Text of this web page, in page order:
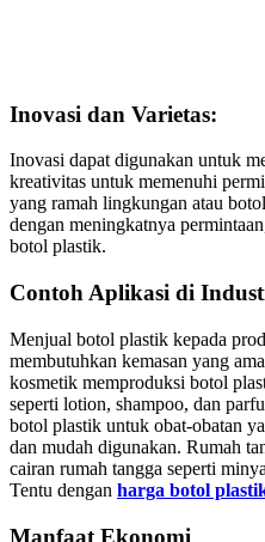
Inovasi dan Varietas:
Inovasi dapat digunakan untuk
kreativitas untuk memenuhi
yang ramah lingkungan atau
dengan meningkatnya
botol plastik.
Contoh Aplikasi di
Menjual botol plastik kepada
membutuhkan kemasan yang
kosmetik memproduksi botol
seperti lotion, shampoo, dan
botol plastik untuk obat-obatan
dan mudah digunakan. Rumah
cairan rumah tangga seperti
Tentu dengan harga botol
Manfaat Ekonomi